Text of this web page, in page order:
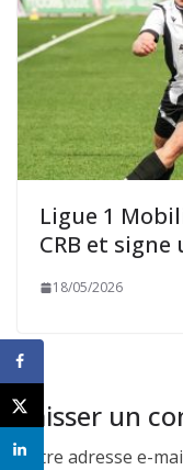
Ligue 1
CRB et
18/05/2026
Laisser un
Votre adresse e-